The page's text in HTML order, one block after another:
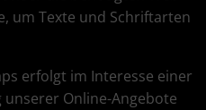
um Texte und Schriftarten
erfolgt im Interesse einer
Online-Angebote